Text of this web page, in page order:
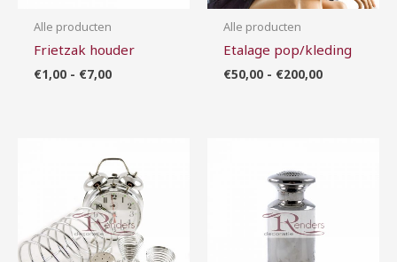
Alle producten
Frietzak houder
€1,00 - €7,00
Alle producten
Etalage pop/kleding
€50,00 - €200,00
€5,00
tot
€20,00
tot
€10,00